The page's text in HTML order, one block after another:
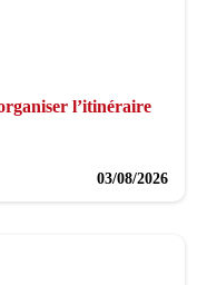
l’itinéraire
03/08/2026